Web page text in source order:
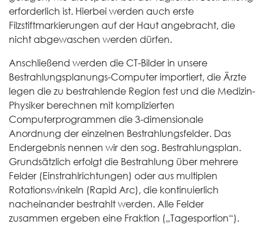
erforderlich ist. Hierbei werden auch erste
Filzstiftmarkierungen auf der Haut angebracht, die
nicht abgewaschen werden dürfen.
Anschließend werden die CT-Bilder in unsere
Bestrahlungsplanungs-Computer importiert, die Ärzte
legen die zu bestrahlende Region fest und die Medizin-
Physiker berechnen mit komplizierten
Computerprogrammen die 3-dimensionale
Anordnung der einzelnen Bestrahlungsfelder. Das
Endergebnis nennen wir den sog. Bestrahlungsplan.
Grundsätzlich erfolgt die Bestrahlung über mehrere
Felder (Einstrahlrichtungen) oder aus multiplen
Rotationswinkeln (Rapid Arc), die kontinuierlich
nacheinander bestrahlt werden. Alle Felder
zusammen ergeben eine Fraktion („Tagesportion“).